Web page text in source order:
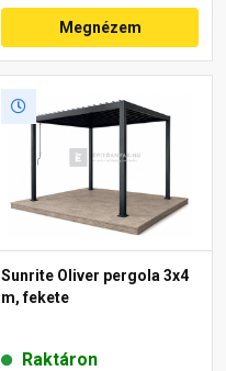
Megnézem
Sunrite Oliver pergola 3x4
m, fekete
Raktáron